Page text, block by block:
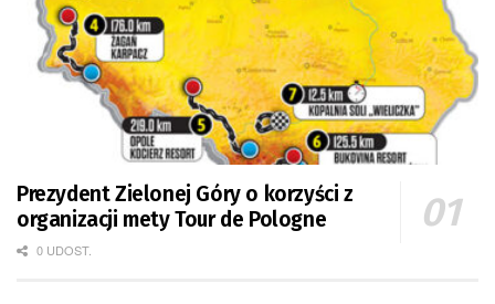
Prezydent Zielonej Góry o korzyści z
organizacji mety Tour de Pologne
0 UDOST.